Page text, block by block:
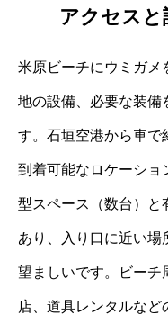
アクセスと
米原ビーチにウミガメ
地の設備、必要な装備
す。石垣空港から車で
到着可能なロケーショ
型スペース（数台）と
あり、入り口に近い場
望ましいです。ビーチ
店、道具レンタルな